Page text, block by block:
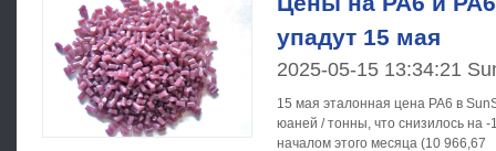
упадут 15 мая
2025-05-15 13:34:21
15 мая эталонная цена PA6 в
юаней / тонны, что снизилось на
началом этого месяца (10 966,67